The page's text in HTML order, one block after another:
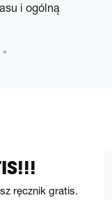
i ogólną
ręcznik gratis.